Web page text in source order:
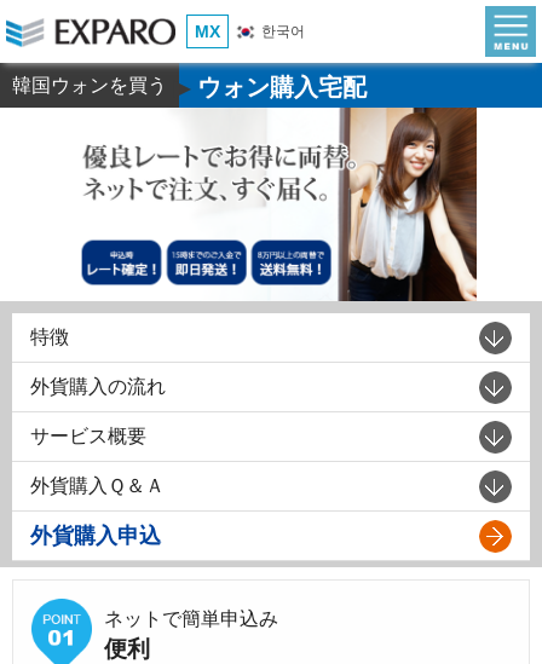
MX 한국어
韓国ウォンを買う ▶ウォン購入宅配
特徴
外貨購入の流れ
サービス概要
外貨購入Ｑ＆Ａ
外貨購入申込
ネットで簡単申込み
便利